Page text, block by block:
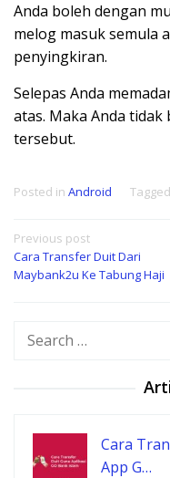
Anda boleh dengan
melog masuk semula
penyingkiran.
Selepas Anda
atas. Maka Anda
tersebut.
Posted in Android Tagged
Post
navigation
Previous post
Cara Transfer Duit Dari
Maybank2u Ke Tabung Haji
Search
Cara
App G…